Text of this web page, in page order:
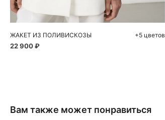
ЖАКЕТ ИЗ ПОЛИВИСКОЗЫ
22 900 ₽
+5 цветов
Вам также может понравиться